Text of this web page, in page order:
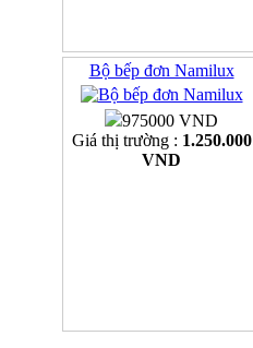
Bộ bếp đơn Namilux
975000 VND
Giá thị trường : 1.250.000
VND